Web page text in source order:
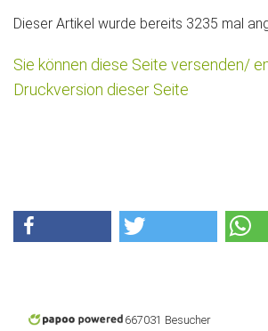
Dieser Artikel wurde bereits 3235 mal
Sie können diese Seite versenden/
Druckversion dieser Seite
667031 Besucher